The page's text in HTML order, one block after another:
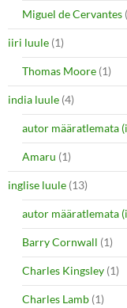
Miguel de Cervantes
iiri luule (1)
Thomas Moore (1)
india luule (4)
autor määratlemata
Amaru (1)
inglise luule (13)
autor määratlemata
Barry Cornwall (1)
Charles Kingsley (1)
Charles Lamb (1)